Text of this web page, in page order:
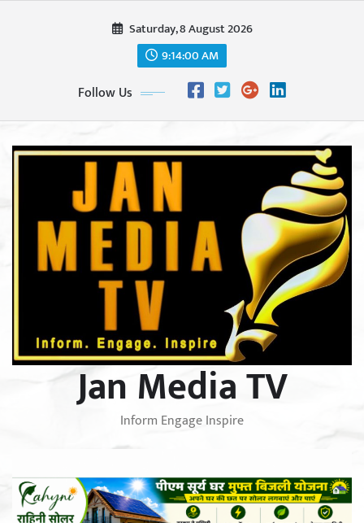
Saturday, 8 August 2026
9:14:01 AM
Follow Us
Jan Media TV
Inform Engage Inspire